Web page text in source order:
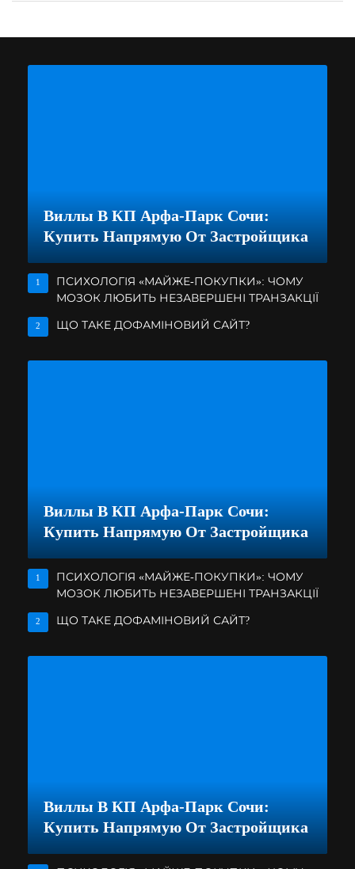
Виллы В КП Арфа-Парк Сочи:
Купить Напрямую От Застройщика
1
ПСИХОЛОГІЯ «МАЙЖЕ-ПОКУПКИ»: ЧОМУ
МОЗОК ЛЮБИТЬ НЕЗАВЕРШЕНІ ТРАНЗАКЦІЇ
2 ЩО ТАКЕ ДОФАМІНОВИЙ САЙТ?
Виллы В КП Арфа-Парк Сочи:
Купить Напрямую От Застройщика
1
ПСИХОЛОГІЯ «МАЙЖЕ-ПОКУПКИ»: ЧОМУ
МОЗОК ЛЮБИТЬ НЕЗАВЕРШЕНІ ТРАНЗАКЦІЇ
2 ЩО ТАКЕ ДОФАМІНОВИЙ САЙТ?
Виллы В КП Арфа-Парк Сочи:
Купить Напрямую От Застройщика